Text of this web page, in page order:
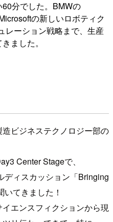
分でした。BMWの
の新しいロボティク
レーション戦略まで、生産
ました。
ビジネステクノロジー部の
Center Stageで、
ディスカッション「Bringing
てきました！
エンスフィクションから現